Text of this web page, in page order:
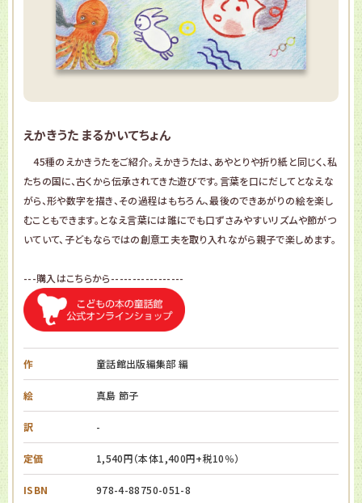
えかきうた まるかいてちょん
45種のえかきうたをご紹介。えかきうたは、あやとりや折り紙と同じく、私
たちの国に、古くから伝承されてきた遊びです。言葉を口にだしてとなえな
がら、形や数字を描き、その過程はもちろん、最後のできあがりの絵を楽し
むこともできます。となえ言葉には誰にでも口ずさみやすいリズムや節がつ
いていて、子どもならではの創意工夫を取り入れながら親子で楽しめます。
---購入はこちらから-----------------
作 童話館出版編集部 編
絵 真島 節子
訳 -
定価 1,540円（本体1,400円+税10％）
ISBN 978-4-88750-051-8